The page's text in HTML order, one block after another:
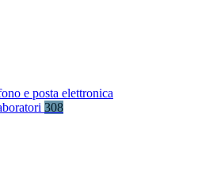
e posta elettronica
308